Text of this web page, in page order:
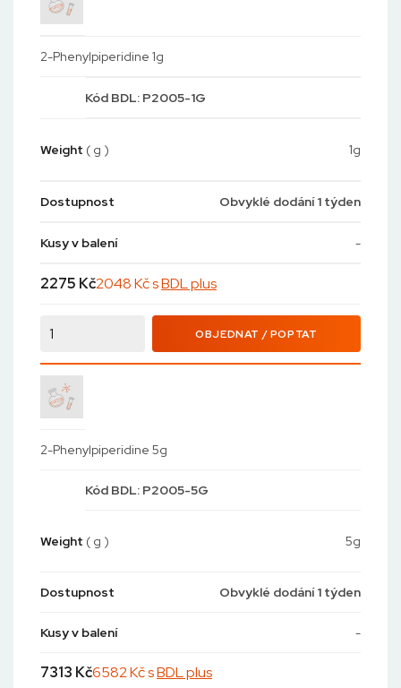
2-Phenylpiperidine 1g
Kód BDL: P2005-1G
Weight ( g ) 1g
Dostupnost Obvyklé dodání 1 týden
Kusy v balení -
2275 Kč2048 Kč sBDL plus
OBJEDNAT / POPTAT
2-Phenylpiperidine 5g
Kód BDL: P2005-5G
Weight ( g ) 5g
Dostupnost Obvyklé dodání 1 týden
Kusy v balení -
7313 Kč6582 Kč sBDL plus